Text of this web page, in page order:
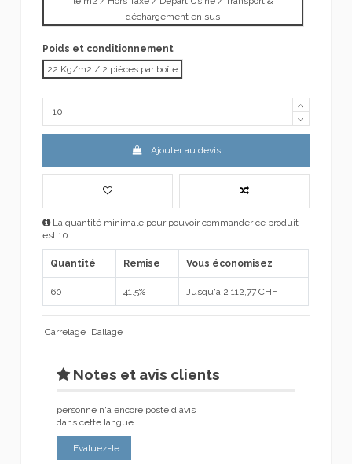
déchargement en sus
Poids et conditionnement
22 Kg/m2 / 2 pièces par boîte
Ajouter au devis
La quantité minimale pour pouvoir commander ce produit
est 10.
Quantité Remise Vous économisez
60 41.5% Jusqu'à 2 112,77 CHF
Carrelage Dallage
Notes et avis clients
personne n'a encore posté d'avis
dans cette langue
Evaluez-le